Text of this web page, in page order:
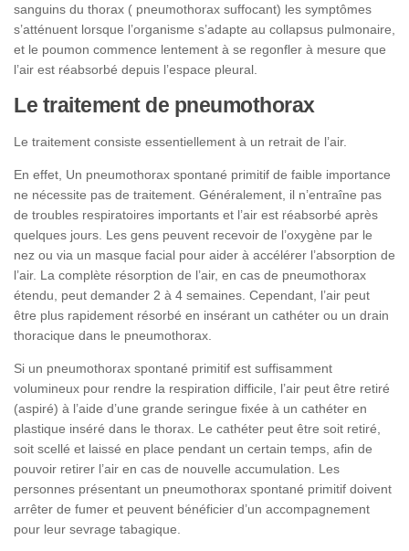
sanguins du thorax ( pneumothorax suffocant) les symptômes
s’atténuent lorsque l’organisme s’adapte au collapsus pulmonaire,
et le poumon commence lentement à se regonfler à mesure que
l’air est réabsorbé depuis l’espace pleural.
Le traitement de pneumothorax
Le traitement consiste essentiellement à un retrait de l’air.
En effet, Un pneumothorax spontané primitif de faible importance
ne nécessite pas de traitement. Généralement, il n’entraîne pas
de troubles respiratoires importants et l’air est réabsorbé après
quelques jours. Les gens peuvent recevoir de l’oxygène par le
nez ou via un masque facial pour aider à accélérer l’absorption de
l’air. La complète résorption de l’air, en cas de pneumothorax
étendu, peut demander 2 à 4 semaines. Cependant, l’air peut
être plus rapidement résorbé en insérant un cathéter ou un drain
thoracique dans le pneumothorax.
Si un pneumothorax spontané primitif est suffisamment
volumineux pour rendre la respiration difficile, l’air peut être retiré
(aspiré) à l’aide d’une grande seringue fixée à un cathéter en
plastique inséré dans le thorax. Le cathéter peut être soit retiré,
soit scellé et laissé en place pendant un certain temps, afin de
pouvoir retirer l’air en cas de nouvelle accumulation. Les
personnes présentant un pneumothorax spontané primitif doivent
arrêter de fumer et peuvent bénéficier d’un accompagnement
pour leur sevrage tabagique.